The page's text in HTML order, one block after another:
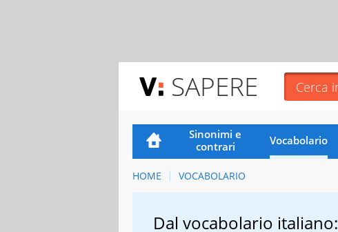
SAPERE
Sinonimi e
contrari
Vocabolario
HOME VOCABOLARIO
Dal vocabolario italiano: